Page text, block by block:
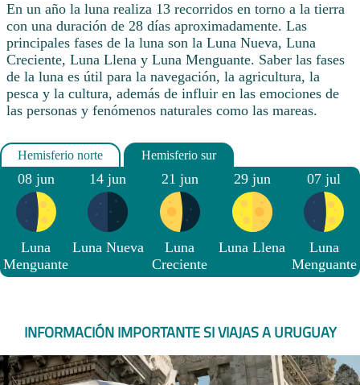
En un año la luna realiza 13 recorridos en torno a la tierra
con una duración de 28 días aproximadamente. Las
principales fases de la luna son la Luna Nueva, Luna
Creciente, Luna Llena y Luna Menguante. Saber las fases
de la luna es útil para la navegación, la agricultura, la
pesca y la cultura, además de influir en las emociones de
las personas y fenómenos naturales como las mareas.
08 jun
Luna
Menguante
14 jun
Luna Nueva
21 jun
Luna
Creciente
29 jun
Luna Llena
07 jul
Luna
Menguante
INFORMACIÓN IMPORTANTE SI VIAJAS A URUGUAY